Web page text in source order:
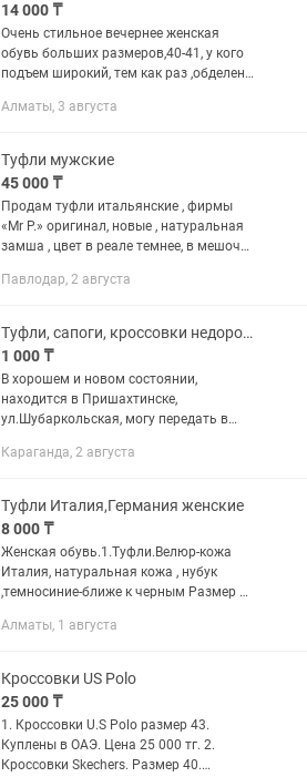
14 000 ₸
Очень стильное вечернее женская
обувь больших размеров,40-41, у кого
подъем широкий, тем как раз ,обделен
высотой 9 см(фото /7),
Алматы, 3 августа
Туфли мужские
45 000 ₸
Продам туфли итальянские , фирмы
«Mr P.» оригинал, новые , натуральная
замша , цвет в реале темнее, в мешочке
европейском интернет- магазине.
Павлодар, 2 августа
Туфли, сапоги, кроссовки недорого женская обувь 41 размера
1 000 ₸
В хорошем и новом состоянии,
находится в Пришахтинске,
ул.Шубаркольская, могу передать в
неудобно говорить) Рассмотрю обмен.
не...
Караганда, 2 августа
Туфли Италия,Германия женские
8 000 ₸
Женская обувь.1.Туфли.Велюр-кожа
Италия, натуральная кожа , нубук
,темносиние-ближе к черным Размер 8
Кожа, под медь цвет. Размер (40-41) -
Алматы, 1 августа
Кроссовки US Polo
25 000 ₸
1. Кроссовки U.S Polo размер 43.
Куплены в ОАЭ. Цена 25 000 тг. 2.
Кроссовки Skechers. Размер 40.